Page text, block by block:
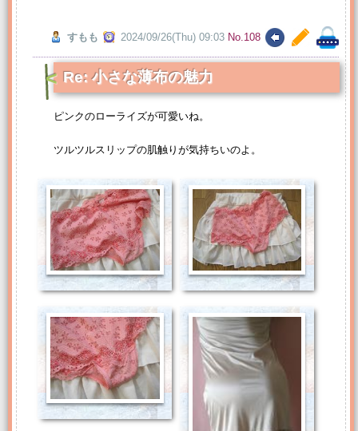
すもも 2024/09/26(Thu) 09:03 No.108
Re: 小さな薄布の魅力
ピンクのローライズが可愛いね。
ツルツルスリップの肌触りが気持ちいのよ。